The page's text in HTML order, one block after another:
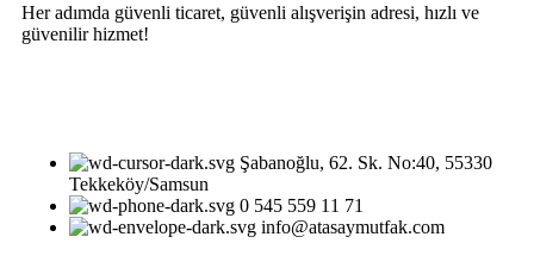
Her adımda güvenli ticaret, güvenli alışverişin adresi, hızlı ve
güvenilir hizmet!
Şabanoğlu, 62. Sk. No:40, 55330
Tekkeköy/Samsun
0 545 559 11 71
info@atasaymutfak.com